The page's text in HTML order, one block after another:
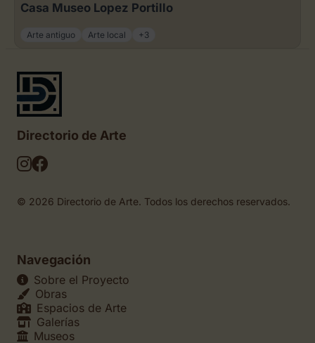
Casa Museo Lopez Portillo
Arte antiguo Arte local +3
Directorio de Arte
© 2026 Directorio de Arte. Todos los derechos reservados.
Navegación
Sobre el Proyecto
Obras
Espacios de Arte
Galerías
Museos